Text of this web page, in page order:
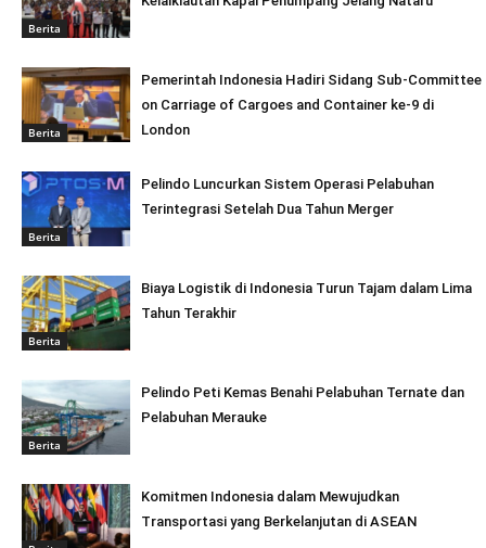
Berita
Berita
Pemerintah Indonesia Hadiri Sidang Sub-Committee
on Carriage of Cargoes and Container ke-9 di
London
Berita
Pelindo Luncurkan Sistem Operasi Pelabuhan
Terintegrasi Setelah Dua Tahun Merger
Berita
Biaya Logistik di Indonesia Turun Tajam dalam Lima
Tahun Terakhir
Berita
Pelindo Peti Kemas Benahi Pelabuhan Ternate dan
Pelabuhan Merauke
Komitmen Indonesia dalam Mewujudkan
Transportasi yang Berkelanjutan di ASEAN